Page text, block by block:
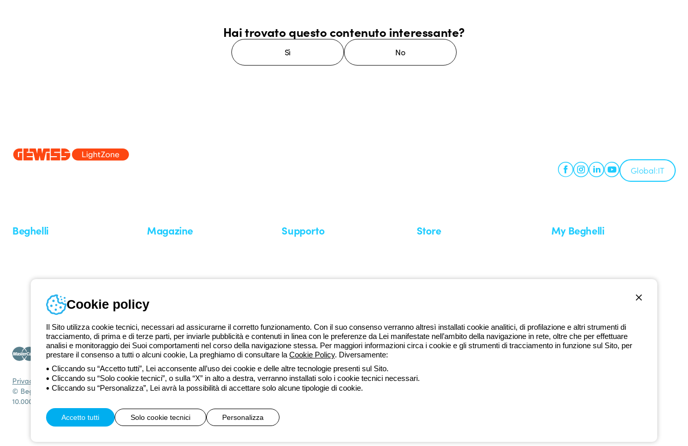
Hai trovato questo contenuto interessante?
Sì No
Global:IT
Beghelli Magazine
Seminari
Supporto Store My Beghelli
Numero verde gratuito 800 626 626
Privacy PolicyCookie policyCondizioni di venditaTutte le policyAccessibilità Credits
© Beghelli S.p.A. Società con Unico Socio - Società soggetta alla direzione e coordinamento di Gewiss S.p.A. - R.I. Bologna e C.F. 03829720378 - P.IVA (IT) 00666341201 - REA BO-319364 - Cap. Soc.
10.000.000 EUR i.v.
Cookie policy
Il Sito utilizza cookie tecnici, necessari ad assicurarne il corretto funzionamento. Con il suo consenso verranno altresì installati cookie analitici, di profilazione e altri strumenti di
tracciamento, di prima e di terze parti, per inviarle pubblicità e contenuti in linea con le preferenze da Lei manifestate nell’ambito della navigazione in rete, oltre che per effettuare
analisi e monitoraggio dei Suoi comportamenti nel corso della navigazione stessa. Per maggiori informazioni circa i cookie e gli strumenti di tracciamento in funzione sul Sito, per
prestare il consenso a tutti o alcuni cookie, La preghiamo di consultare la Cookie Policy. Diversamente:
Cliccando su “Accetto tutti”, Lei acconsente all’uso dei cookie e delle altre tecnologie presenti sul Sito.
Cliccando su “Solo cookie tecnici”, o sulla “X” in alto a destra, verranno installati solo i cookie tecnici necessari.
Cliccando su “Personalizza”, Lei avrà la possibilità di accettare solo alcune tipologie di cookie.
Accetto tutti Solo cookie tecnici Personalizza